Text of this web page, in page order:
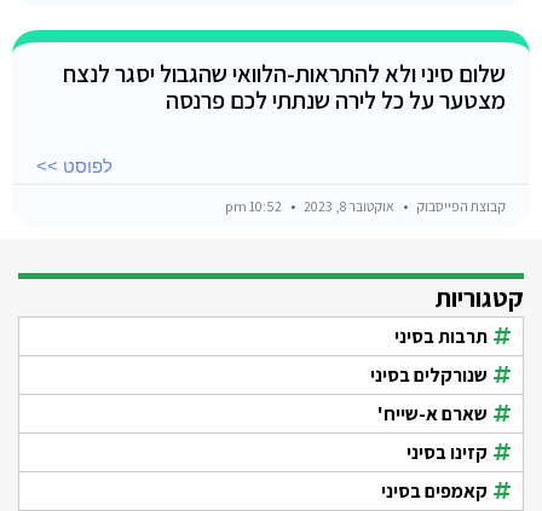
שלום סיני ולא להתראות-הלוואי שהגבול יסגר לנצח
מצטער על כל לירה שנתתי לכם פרנסה
לפוסט >>
קבוצת הפייסבוק אוקטובר 8, 2023
קטגוריות
תרבות בסיני
שנורקלים בסיני
שארם א-שייח'
קזינו בסיני
קאמפים בסיני